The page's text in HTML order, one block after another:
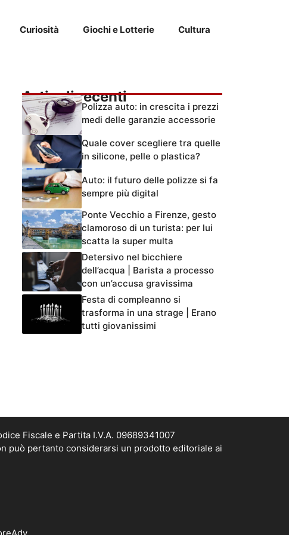
Curiosità Giochi e Lotterie Cultura
Articoli recenti
Polizza auto: in crescita i prezzi
medi delle garanzie accessorie
Quale cover scegliere tra quelle
in silicone, pelle o plastica?
Auto: il futuro delle polizze si fa
sempre più digital
Ponte Vecchio a Firenze, gesto
clamoroso di un turista: per lui
scatta la super multa
Detersivo nel bicchiere
dell’acqua | Barista a processo
con un’accusa gravissima
Festa di compleanno si
trasforma in una strage | Erano
tutti giovanissimi
Fiscale e Partita I.V.A. 09689341007
può pertanto considerarsi un prodotto editoriale ai